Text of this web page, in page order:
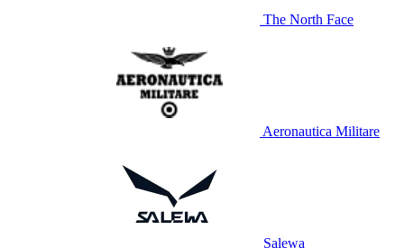
The North Face
Aeronautica Militare
Salewa